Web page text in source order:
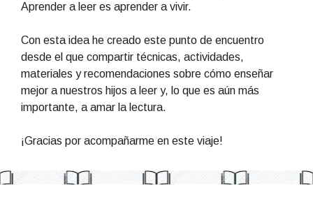
Aprender a leer es aprender a vivir.
Con esta idea he creado este punto de encuentro
desde el que compartir técnicas, actividades,
materiales y recomendaciones sobre cómo enseñar
mejor a nuestros hijos a leer y, lo que es aún más
importante, a amar la lectura.
¡Gracias por acompañarme en este viaje!